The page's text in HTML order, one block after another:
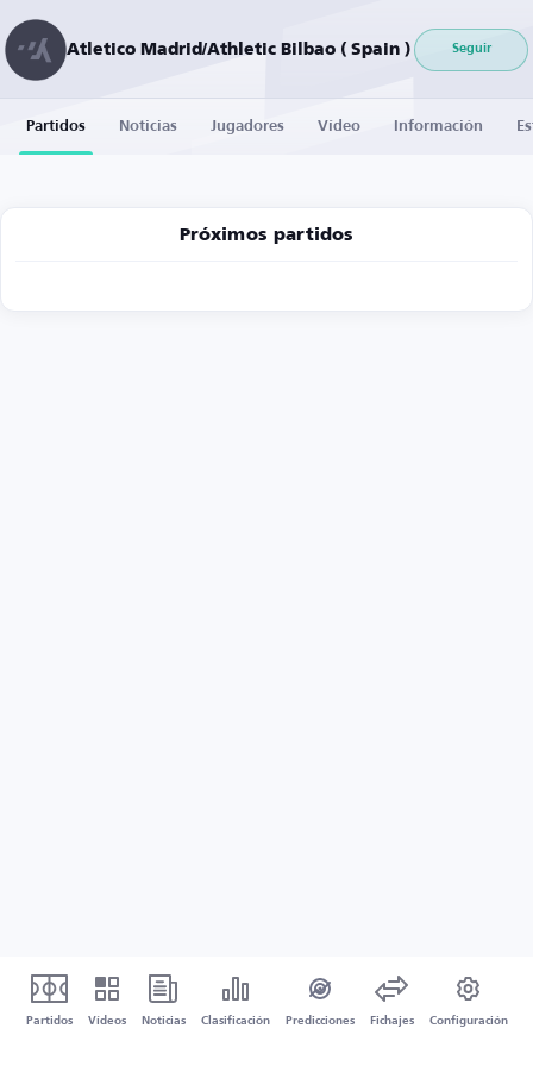
Atletico Madrid/Athletic Bilbao ( Spain ) Seguir
Partidos Noticias Jugadores Vídeo Información
Próximos partidos
Partidos Vídeos Noticias Clasificación Predicciones Fichajes Configuración